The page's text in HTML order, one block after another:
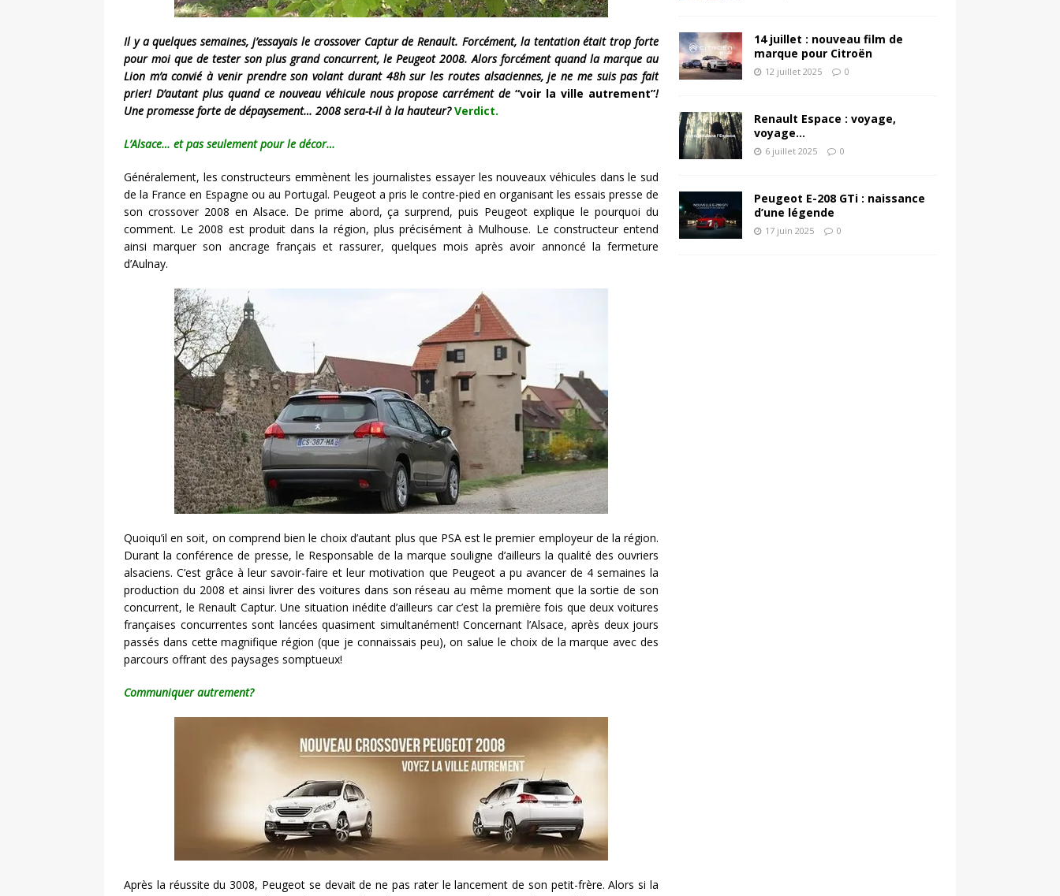
Il y a quelques semaines, j’essayais le crossover Captur de Renault. Forcément, la tentation était trop forte
pour moi que de tester son plus grand concurrent, le Peugeot 2008. Alors forcément quand la marque au
Lion m’a convié à venir prendre son volant durant 48h sur les routes alsaciennes, je ne me suis pas fait
prier! D’autant plus quand ce nouveau véhicule nous propose carrément de“voir la ville autrement”!
Une promesse forte de dépaysement… 2008 sera-t-il à la hauteur?Verdict.
L’Alsace… et pas seulement pour le décor…
Généralement, les constructeurs emmènent les journalistes essayer les nouveaux véhicules dans le sud
de la France en Espagne ou au Portugal. Peugeot a pris le contre-pied en organisant les essais presse de
son crossover 2008 en Alsace. De prime abord, ça surprend, puis Peugeot explique le pourquoi du
comment. Le 2008 est produit dans la région, plus précisément à Mulhouse. Le constructeur entend
ainsi marquer son ancrage français et rassurer, quelques mois après avoir annoncé la fermeture
d’Aulnay.
Quoiqu’il en soit, on comprend bien le choix d’autant plus que PSA est le premier employeur de la région.
Durant la conférence de presse, le Responsable de la marque souligne d’ailleurs la qualité des ouvriers
alsaciens. C’est grâce à leur savoir-faire et leur motivation que Peugeot a pu avancer de 4 semaines la
production du 2008 et ainsi livrer des voitures dans son réseau au même moment que la sortie de son
concurrent, le Renault Captur. Une situation inédite d’ailleurs car c’est la première fois que deux voitures
françaises concurrentes sont lancées quasiment simultanément! Concernant l’Alsace, après deux jours
passés dans cette magnifique région (que je connaissais peu), on salue le choix de la marque avec des
parcours offrant des paysages somptueux!
Communiquer autrement?
Après la réussite du 3008, Peugeot se devait de ne pas rater le lancement de son petit-frère. Alors si la
14 juillet : nouveau film de
marque pour Citroën
12 juillet 2025 0
Renault Espace : voyage,
voyage…
6 juillet 2025 0
Peugeot E-208 GTi : naissance
d’une légende
17 juin 2025 0